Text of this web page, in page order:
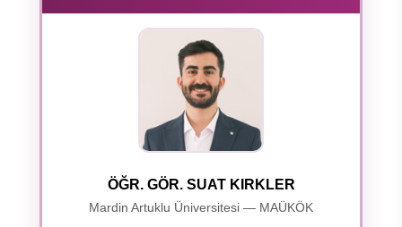
ÖĞR. GÖR. SUAT KIRKLER
Mardin Artuklu Üniversitesi — MAÜKÖK